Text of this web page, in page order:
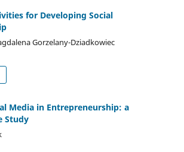
for Developing Social
Gorzelany-Dziadkowiec
Media in Entrepreneurship: a
Study